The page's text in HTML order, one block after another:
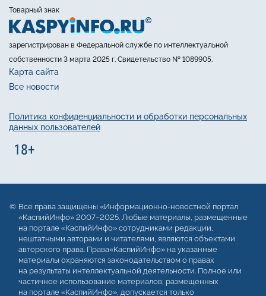
Товарный знак
зарегистрирован в Федеральной службе по интеллектуальной
собственности 3 марта 2025 г. Свидетельство № 1089905.
Карта сайта
Все новости
Политика конфиденциальности и обработки персональных
данных пользователей
Все права защищены «Информационно-новостной портал
«КаспийИнфо» 2007–2025. Любые материалы, размещенные
на портале «КаспийИнфо» сотрудниками редакции,
нештатными авторами и читателями, являются объектами
авторского права. Права«КаспийИнфо» на указанные
материалы охраняются законодательством о правах
на результаты интеллектуальной деятельности. Полное или
частичное использование материалов, размещенных
на портале «КаспийИнфо», допускается только